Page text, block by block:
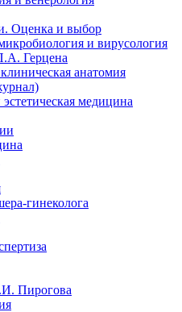
Оценка и выбор
и вирусология
Герцена
анатомия
медицина
гинеколога
Пирогова